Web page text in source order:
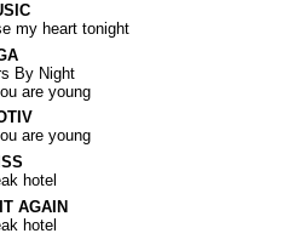
my heart tonight
By Night
are young
are young
hotel
AGAIN
hotel